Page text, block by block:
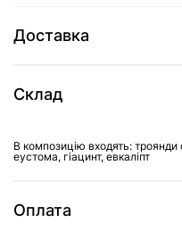
Доставка
Склад
В композицію входять: троянди
еустома, гіацинт, евкаліпт
Оплата